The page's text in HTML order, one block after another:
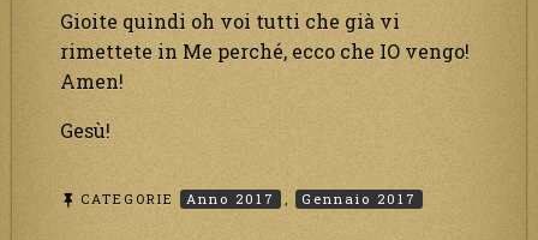
Gioite quindi oh voi tutti che già vi
rimettete in Me perché, ecco che IO vengo!
Amen!
Gesù!
CATEGORIE Anno 2017 , Gennaio 2017